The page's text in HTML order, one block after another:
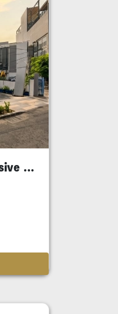
Jalan Arjuno Komersil Passive Income Tersewa